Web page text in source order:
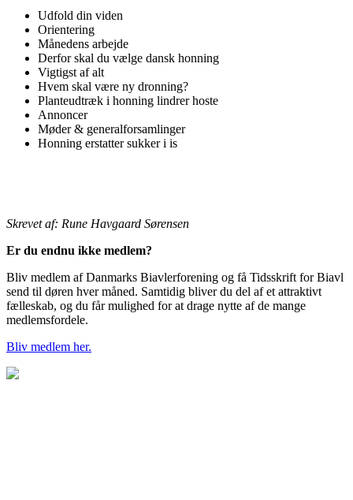
Udfold din viden
Orientering
Månedens arbejde
Derfor skal du vælge dansk honning
Vigtigst af alt
Hvem skal være ny dronning?
Planteudtræk i honning lindrer hoste
Annoncer
Møder & generalforsamlinger
Honning erstatter sukker i is
Skrevet af: Rune Havgaard Sørensen
Er du endnu ikke medlem?
Bliv medlem af Danmarks Biavlerforening og få Tidsskrift for Biavl
send til døren hver måned. Samtidig bliver du del af et attraktivt
fælleskab, og du får mulighed for at drage nytte af de mange
medlemsfordele.
Bliv medlem her.